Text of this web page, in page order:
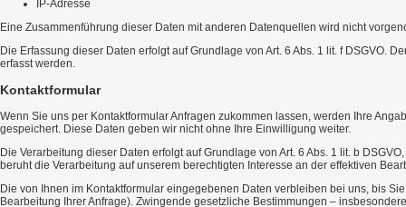
IP-Adresse
Eine Zusammenführung dieser Daten mit anderen Datenquellen wird nicht
Die Erfassung dieser Daten erfolgt auf Grundlage von Art. 6 Abs. 1 lit. f DSGVO.
erfasst werden.
Kontaktformular
Wenn Sie uns per Kontaktformular Anfragen zukommen lassen, werden Ihre
gespeichert. Diese Daten geben wir nicht ohne Ihre Einwilligung weiter.
Die Verarbeitung dieser Daten erfolgt auf Grundlage von Art. 6 Abs. 1 lit. b
beruht die Verarbeitung auf unserem berechtigten Interesse an der effektiven
Die von Ihnen im Kontaktformular eingegebenen Daten verbleiben bei uns, bis
Bearbeitung Ihrer Anfrage). Zwingende gesetzliche Bestimmungen –